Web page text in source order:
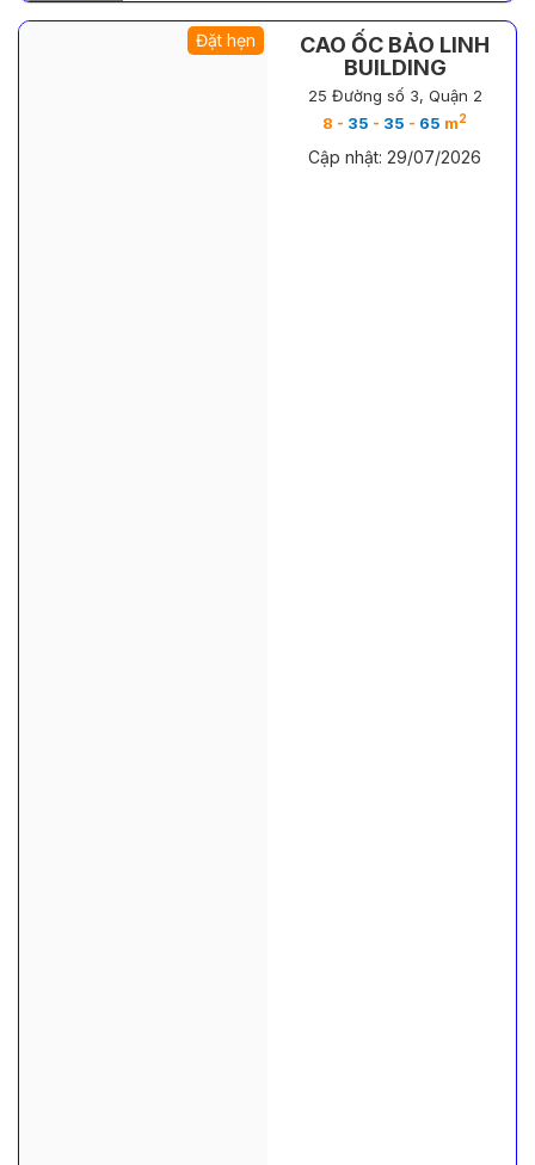
Đặt hẹn
CAO ỐC BẢO LINH
BUILDING
25 Đường số 3, Quận 2
8 - 35 - 35 - 65 m2
Cập nhật: 29/07/2026